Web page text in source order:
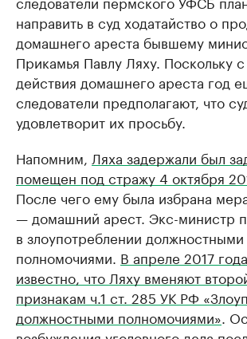
направить в суд ходатайство о
домашнего ареста бывшему
Прикамья Павлу Ляху. Поскольку с
действия домашнего ареста год
следователи предполагают, что
удовлетворит их просьбу.
Напомним, Ляха задержали был
помещен под стражу 4 октября
После чего ему была избрана
— домашний арест. Экс-министр
в злоупотреблении должностными
полномочиями. В апреле 2017
известно, что Ляху вменяют
признакам ч.1 ст. 285 УК РФ
должностными полномочиями».